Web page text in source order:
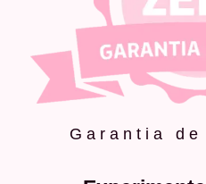
Garantia